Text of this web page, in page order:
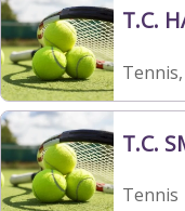
T.C.
T.C.
Tennis